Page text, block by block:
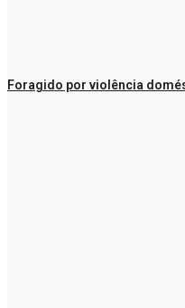
Foragido por violência